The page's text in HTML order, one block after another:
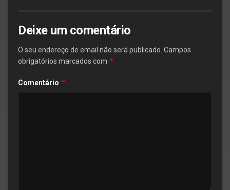
Deixe um comentário
O seu endereço de email não será publicado. Campos
obrigatórios marcados com *
Comentário *